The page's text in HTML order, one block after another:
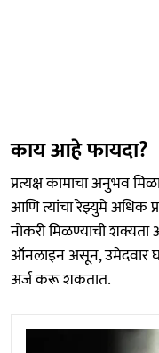
काय आहे फायदा?
प्रत्यक्ष कामाचा अनुभव
आणि त्यांचा रेझ्युमे अधिक
नोकरी मिळण्याची शक्यता
ऑनलाइन असून, उमेदवार
अर्ज करू शकतात.